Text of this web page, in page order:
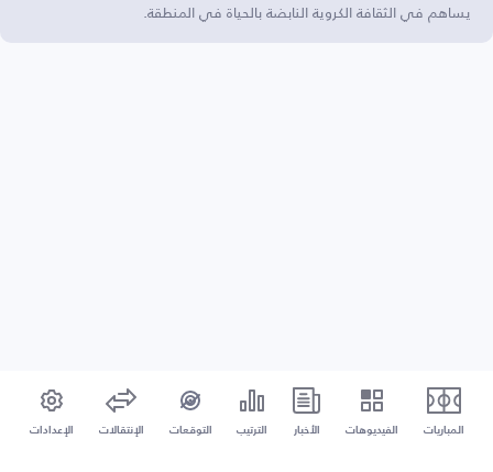
يساهم في الثقافة الكروية النابضة بالحياة في المنطقة.
المباريات الفيديوهات الأخبار الترتيب التوقعات الإنتقالات الإعدادات